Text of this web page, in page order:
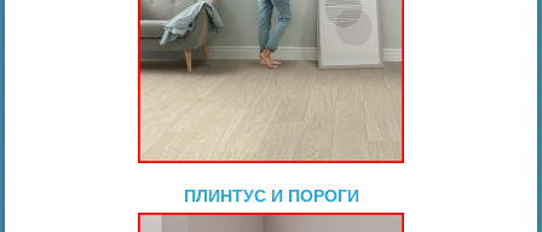
ПЛИНТУС И ПОРОГИ